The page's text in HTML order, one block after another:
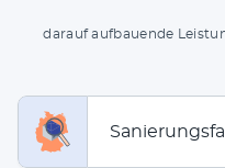
dar­auf auf­bau­en­de